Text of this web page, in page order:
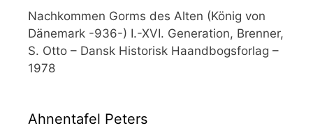
Nachkommen Gorms des Alten (König von
Dänemark -936-) I.-XVI. Generation, Brenner,
S. Otto – Dansk Historisk Haandbogsforlag –
1978
Ahnentafel Peters